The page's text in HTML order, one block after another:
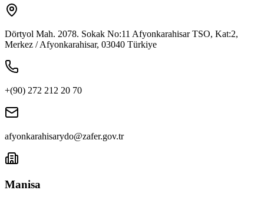
Dörtyol Mah. 2078. Sokak No:11 Afyonkarahisar TSO, Kat:2,
Merkez / Afyonkarahisar, 03040 Türkiye
+(90) 272 212 20 70
afyonkarahisarydo@zafer.gov.tr
Manisa